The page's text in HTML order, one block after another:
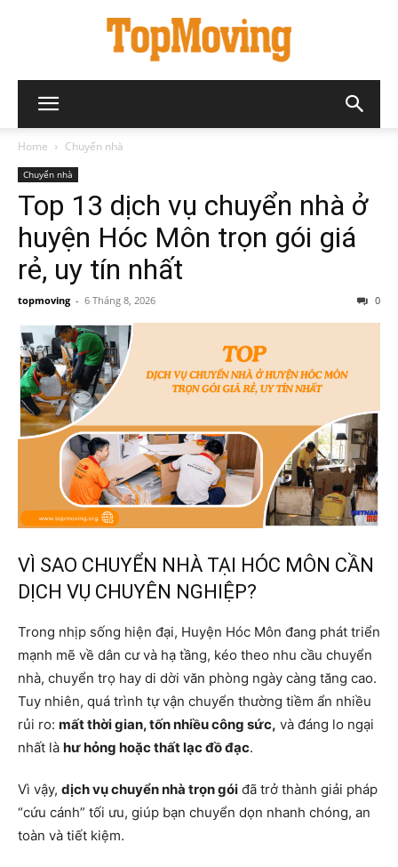
Home Chuyển nhà
Chuyển nhà
Top 13 dịch vụ chuyển nhà ở
huyện Hóc Môn trọn gói giá
rẻ, uy tín nhất
topmoving - 6 Tháng 8, 2026 0
VÌ SAO CHUYỂN NHÀ TẠI HÓC MÔN CẦN
DỊCH VỤ CHUYÊN NGHIỆP?
Trong nhịp sống hiện đại, Huyện Hóc Môn đang phát triển
mạnh mẽ về dân cư và hạ tầng, kéo theo nhu cầu chuyển
nhà, chuyển trọ hay di dời văn phòng ngày càng tăng cao.
Tuy nhiên, quá trình tự vận chuyển thường tiềm ẩn nhiều
rủi ro: mất thời gian, tốn nhiều công sức, và đáng lo ngại
nhất là hư hỏng hoặc thất lạc đồ đạc.
Vì vậy, dịch vụ chuyển nhà trọn gói đã trở thành giải pháp
“cứu cánh” tối ưu, giúp bạn chuyển dọn nhanh chóng, an
toàn và tiết kiệm.